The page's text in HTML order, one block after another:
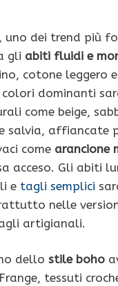
uno dei trend più
gli abiti fluidi e
cotone leggero
dominanti
come beige,
salvia, affiancate
come arancione
acceso. Gli abiti
e tagli semplici
nelle
artigianali.
dello stile boho
tessuti